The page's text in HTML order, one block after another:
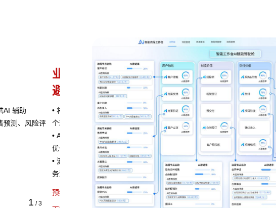
晰展示流程的各
位瓶颈并提供流程
即可快速定义业
1 /3